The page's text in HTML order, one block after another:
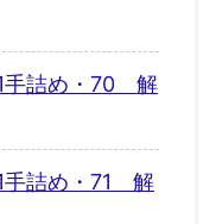
手詰め・70 解
手詰め・71 解